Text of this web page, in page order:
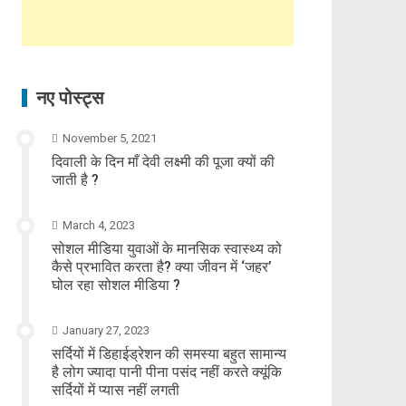
नए पोस्ट्स
November 5, 2021
दिवाली के दिन माँ देवी लक्ष्मी की पूजा क्यों की
जाती है ?
March 4, 2023
सोशल मीडिया युवाओं के मानसिक स्वास्थ्य को
कैसे प्रभावित करता है? क्या जीवन में ‘जहर’
घोल रहा सोशल मीडिया ?
January 27, 2023
सर्दियों में डिहाईड्रेशन की समस्या बहुत सामान्य
है लोग ज्यादा पानी पीना पसंद नहीं करते क्यूंकि
सर्दियों में प्यास नहीं लगती